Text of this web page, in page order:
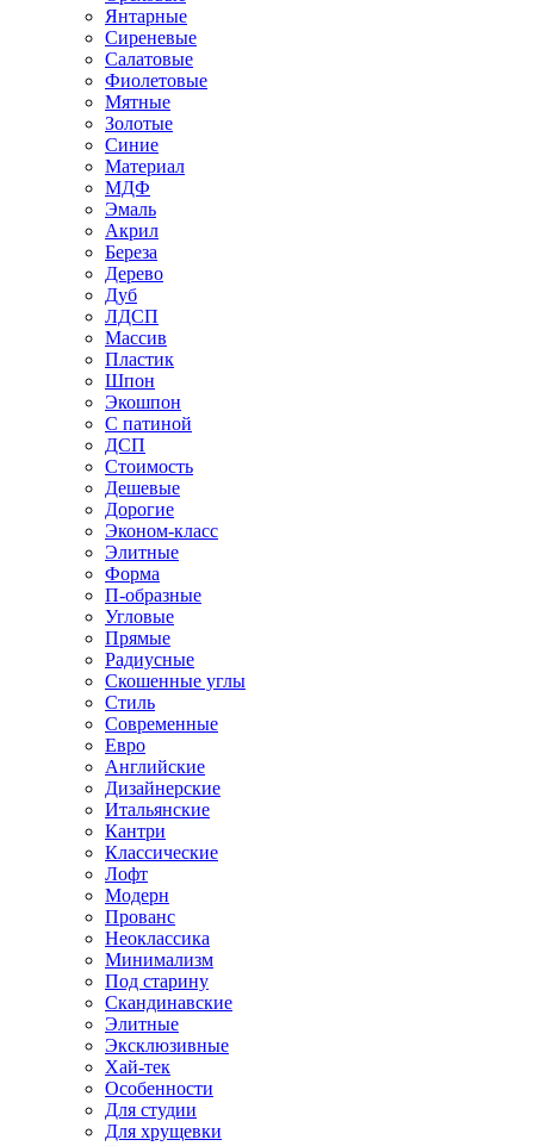
Янтарные
Сиреневые
Салатовые
Фиолетовые
Мятные
Золотые
Синие
Материал
МДФ
Эмаль
Акрил
Береза
Дерево
Дуб
ЛДСП
Массив
Пластик
Шпон
Экошпон
С патиной
ДСП
Стоимость
Дешевые
Дорогие
Эконом-класс
Элитные
Форма
П-образные
Угловые
Прямые
Радиусные
Скошенные углы
Стиль
Современные
Евро
Английские
Дизайнерские
Итальянские
Кантри
Классические
Лофт
Модерн
Прованс
Неоклассика
Минимализм
Под старину
Скандинавские
Элитные
Эксклюзивные
Хай-тек
Особенности
Для студии
Для хрущевки